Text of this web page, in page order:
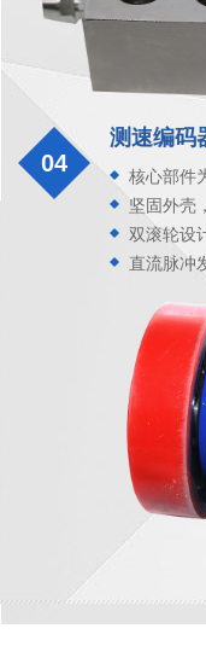
04
测速编码
核心部件
坚固外壳
双滚轮设
直流脉冲